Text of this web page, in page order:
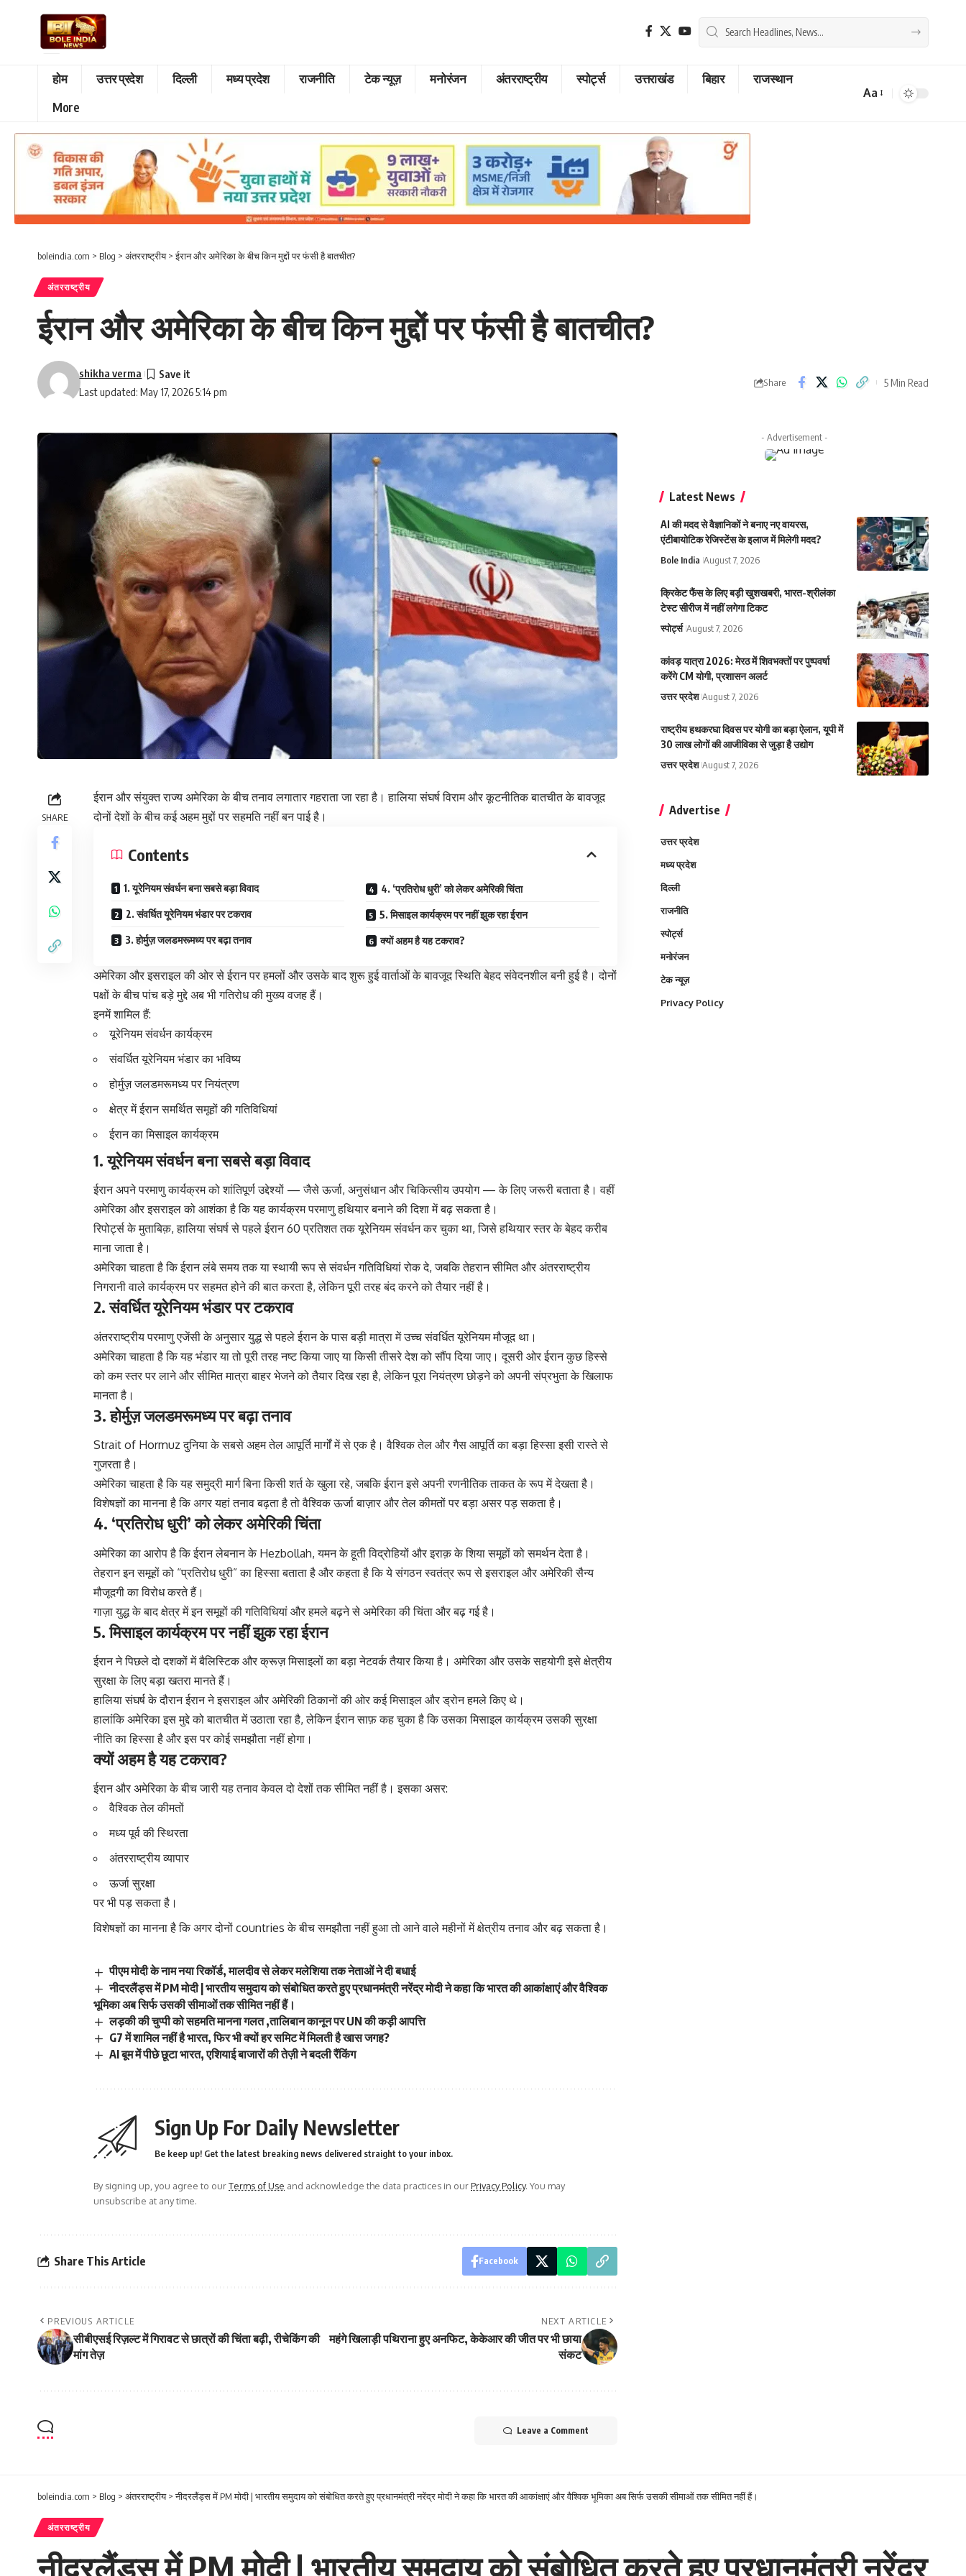
होम उत्तर प्रदेश दिल्ली मध्य प्रदेश राजनीति टेक न्यूज़ मनोरंजन अंतरराष्ट्रीय स्पोर्ट्स उत्तराखंड बिहार
राजस्थान
More
Font
Aa
boleindia.com > Blog > अंतरराष्ट्रीय>ईरान और अमेरिका के बीच किन मुद्दों पर फंसी है बातचीत?
अंतरराष्ट्रीय
ईरान और अमेरिका के बीच किन मुद्दों पर फंसी है बातचीत?
Last updated: May 17, 2026 5:14 pm
shikha verma
Share 5 Min Read
SHARE
ईरान और संयुक्त राज्य अमेरिका के बीच तनाव लगातार गहराता जा रहा है। हालिया संघर्ष विराम और कूटनीतिक बातचीत के बावजूद
दोनों देशों के बीच कई अहम मुद्दों पर सहमति नहीं बन पाई है।
Contents
1. यूरेनियम संवर्धन बना सबसे बड़ा विवाद
2. संवर्धित यूरेनियम भंडार पर टकराव
3. होर्मुज़ जलडमरूमध्य पर बढ़ा तनाव
4. ‘प्रतिरोध धुरी’ को लेकर अमेरिकी चिंता
5. मिसाइल कार्यक्रम पर नहीं झुक रहा ईरान
क्यों अहम है यह टकराव?
अमेरिका और इसराइल की ओर से ईरान पर हमलों और उसके बाद शुरू हुई वार्ताओं के बावजूद स्थिति बेहद संवेदनशील बनी हुई है। दोनों
पक्षों के बीच पांच बड़े मुद्दे अब भी गतिरोध की मुख्य वजह हैं।
इनमें शामिल हैं:
यूरेनियम संवर्धन कार्यक्रम
संवर्धित यूरेनियम भंडार का भविष्य
होर्मुज़ जलडमरूमध्य पर नियंत्रण
क्षेत्र में ईरान समर्थित समूहों की गतिविधियां
ईरान का मिसाइल कार्यक्रम
1. यूरेनियम संवर्धन बना सबसे बड़ा विवाद
ईरान अपने परमाणु कार्यक्रम को शांतिपूर्ण उद्देश्यों — जैसे ऊर्जा, अनुसंधान और चिकित्सीय उपयोग — के लिए जरूरी बताता है। वहीं
अमेरिका और इसराइल को आशंका है कि यह कार्यक्रम परमाणु हथियार बनाने की दिशा में बढ़ सकता है।
रिपोर्ट्स के मुताबिक़, हालिया संघर्ष से पहले ईरान 60 प्रतिशत तक यूरेनियम संवर्धन कर चुका था, जिसे हथियार स्तर के बेहद करीब
माना जाता है।
अमेरिका चाहता है कि ईरान लंबे समय तक या स्थायी रूप से संवर्धन गतिविधियां रोक दे, जबकि तेहरान सीमित और अंतरराष्ट्रीय
निगरानी वाले कार्यक्रम पर सहमत होने की बात करता है, लेकिन पूरी तरह बंद करने को तैयार नहीं है।
2. संवर्धित यूरेनियम भंडार पर टकराव
अंतरराष्ट्रीय परमाणु एजेंसी के अनुसार युद्ध से पहले ईरान के पास बड़ी मात्रा में उच्च संवर्धित यूरेनियम मौजूद था।
अमेरिका चाहता है कि यह भंडार या तो पूरी तरह नष्ट किया जाए या किसी तीसरे देश को सौंप दिया जाए। दूसरी ओर ईरान कुछ हिस्से
को कम स्तर पर लाने और सीमित मात्रा बाहर भेजने को तैयार दिख रहा है, लेकिन पूरा नियंत्रण छोड़ने को अपनी संप्रभुता के खिलाफ
मानता है।
3. होर्मुज़ जलडमरूमध्य पर बढ़ा तनाव
Strait of Hormuz दुनिया के सबसे अहम तेल आपूर्ति मार्गों में से एक है। वैश्विक तेल और गैस आपूर्ति का बड़ा हिस्सा इसी रास्ते से
गुजरता है।
अमेरिका चाहता है कि यह समुद्री मार्ग बिना किसी शर्त के खुला रहे, जबकि ईरान इसे अपनी रणनीतिक ताकत के रूप में देखता है।
विशेषज्ञों का मानना है कि अगर यहां तनाव बढ़ता है तो वैश्विक ऊर्जा बाज़ार और तेल कीमतों पर बड़ा असर पड़ सकता है।
4. ‘प्रतिरोध धुरी’ को लेकर अमेरिकी चिंता
अमेरिका का आरोप है कि ईरान लेबनान के Hezbollah, यमन के हूती विद्रोहियों और इराक़ के शिया समूहों को समर्थन देता है।
तेहरान इन समूहों को “प्रतिरोध धुरी” का हिस्सा बताता है और कहता है कि ये संगठन स्वतंत्र रूप से इसराइल और अमेरिकी सैन्य
मौजूदगी का विरोध करते हैं।
गाज़ा युद्ध के बाद क्षेत्र में इन समूहों की गतिविधियां और हमले बढ़ने से अमेरिका की चिंता और बढ़ गई है।
5. मिसाइल कार्यक्रम पर नहीं झुक रहा ईरान
ईरान ने पिछले दो दशकों में बैलिस्टिक और क्रूज़ मिसाइलों का बड़ा नेटवर्क तैयार किया है। अमेरिका और उसके सहयोगी इसे क्षेत्रीय
सुरक्षा के लिए बड़ा खतरा मानते हैं।
हालिया संघर्ष के दौरान ईरान ने इसराइल और अमेरिकी ठिकानों की ओर कई मिसाइल और ड्रोन हमले किए थे।
हालांकि अमेरिका इस मुद्दे को बातचीत में उठाता रहा है, लेकिन ईरान साफ़ कह चुका है कि उसका मिसाइल कार्यक्रम उसकी सुरक्षा
नीति का हिस्सा है और इस पर कोई समझौता नहीं होगा।
क्यों अहम है यह टकराव?
ईरान और अमेरिका के बीच जारी यह तनाव केवल दो देशों तक सीमित नहीं है। इसका असर:
वैश्विक तेल कीमतों
मध्य पूर्व की स्थिरता
अंतरराष्ट्रीय व्यापार
ऊर्जा सुरक्षा
पर भी पड़ सकता है।
विशेषज्ञों का मानना है कि अगर दोनों countries के बीच समझौता नहीं हुआ तो आने वाले महीनों में क्षेत्रीय तनाव और बढ़ सकता है।
पीएम मोदी के नाम नया रिकॉर्ड, मालदीव से लेकर मलेशिया तक नेताओं ने दी बधाई
नीदरलैंड्स में PM मोदी | भारतीय समुदाय को संबोधित करते हुए प्रधानमंत्री नरेंद्र मोदी ने कहा कि भारत की आकांक्षाएं और वैश्विक
भूमिका अब सिर्फ उसकी सीमाओं तक सीमित नहीं हैं।
लड़की की चुप्पी को सहमति मानना गलत ,तालिबान कानून पर UN की कड़ी आपत्ति
G7 में शामिल नहीं है भारत, फिर भी क्यों हर समिट में मिलती है खास जगह?
AI बूम में पीछे छूटा भारत, एशियाई बाजारों की तेज़ी ने बदली रैंकिंग
Sign Up For Daily Newsletter
Be keep up! Get the latest breaking news delivered straight to your inbox.
By signing up, you agree to ourTerms of Use and acknowledge the data practices in ourPrivacy Policy. You may
unsubscribe at any time.
Share This Article Facebook
PREVIOUS ARTICLE
सीबीएसई रिज़ल्ट में गिरावट से छात्रों की चिंता बढ़ी, रीचेकिंग की
मांग तेज़
NEXT ARTICLE
महंगे खिलाड़ी पथिराना हुए अनफिट, केकेआर की जीत पर भी छाया
संकट
Leave a Comment
- Advertisement -
Latest News
AI की मदद से वैज्ञानिकों ने बनाए नए वायरस,
एंटीबायोटिक रेजिस्टेंस के इलाज में मिलेगी मदद?
Bole India August 7, 2026
क्रिकेट फैंस के लिए बड़ी खुशखबरी, भारत-श्रीलंका
टेस्ट सीरीज में नहीं लगेगा टिकट
स्पोर्ट्स August 7, 2026
कांवड़ यात्रा 2026: मेरठ में शिवभक्तों पर पुष्पवर्षा
करेंगे CM योगी, प्रशासन अलर्ट
उत्तर प्रदेश August 7, 2026
राष्ट्रीय हथकरघा दिवस पर योगी का बड़ा ऐलान, यूपी में
30 लाख लोगों की आजीविका से जुड़ा है उद्योग
उत्तर प्रदेश August 7, 2026
Advertise
उत्तर प्रदेश
मध्य प्रदेश
दिल्ली
राजनीति
स्पोर्ट्स
मनोरंजन
टेक न्यूज़
Privacy Policy
boleindia.com > Blog > अंतरराष्ट्रीय>नीदरलैंड्स में PM मोदी | भारतीय समुदाय को संबोधित करते हुए प्रधानमंत्री नरेंद्र मोदी ने कहा कि भारत की आकांक्षाएं और वैश्विक भूमिका अब सिर्फ उसकी सीमाओं तक सीमित नहीं हैं।
अंतरराष्ट्रीय
नीदरलैंड्स में PM मोदी | भारतीय समुदाय को संबोधित करते हुए प्रधानमंत्री नरेंद्र